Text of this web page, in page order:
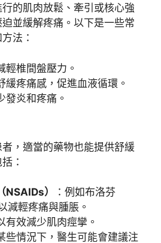
的肌肉放鬆、牽引或核心強
並緩解疼痛。以下是一些常
法：
輕椎間盤壓力。
緩疼痛感，促進血液循環。
發炎和疼痛。
，適當的藥物也能提供舒緩
：
NSAIDs）
：例如布洛芬
減輕疼痛與腫脹。
有效減少肌肉痙攣。
些情況下，醫生可能會建議注